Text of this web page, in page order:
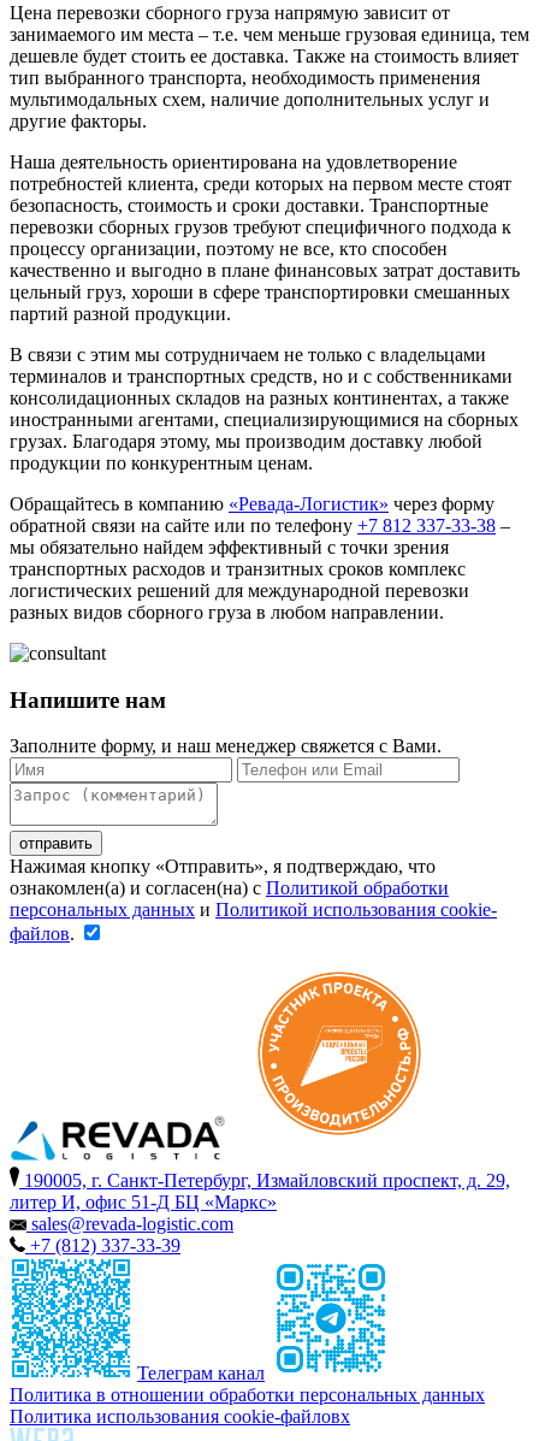
Цена перевозки сборного груза напрямую зависит от
занимаемого им места – т.е. чем меньше грузовая единица, тем
дешевле будет стоить ее доставка. Также на стоимость влияет
тип выбранного транспорта, необходимость применения
мультимодальных схем, наличие дополнительных услуг и
другие факторы.
Наша деятельность ориентирована на удовлетворение
потребностей клиента, среди которых на первом месте стоят
безопасность, стоимость и сроки доставки. Транспортные
перевозки сборных грузов требуют специфичного подхода к
процессу организации, поэтому не все, кто способен
качественно и выгодно в плане финансовых затрат доставить
цельный груз, хороши в сфере транспортировки смешанных
партий разной продукции.
В связи с этим мы сотрудничаем не только с владельцами
терминалов и транспортных средств, но и с собственниками
консолидационных складов на разных континентах, а также
иностранными агентами, специализирующимися на сборных
грузах. Благодаря этому, мы производим доставку любой
продукции по конкурентным ценам.
Обращайтесь в компанию «Ревада-Логистик» через форму
обратной связи на сайте или по телефону +7 812 337-33-38 –
мы обязательно найдем эффективный с точки зрения
транспортных расходов и транзитных сроков комплекс
логистических решений для международной перевозки
разных видов сборного груза в любом направлении.
Напишите нам
Заполните форму, и наш менеджер свяжется с Вами.
Нажимая кнопку «Отправить», я подтверждаю, что
ознакомлен(а) и согласен(на) c Политикой обработки
персональных данных и Политикой использования cookie-
файлов.
190005, г. Санкт-Петербург, Измайловский проспект, д. 29,
литер И, офис 51-Д БЦ «Маркс»
sales@revada-logistic.com
+7 (812) 337-33-39
Телеграм канал
Политика в отношении обработки персональных данных
Политика использования cookie-файловх